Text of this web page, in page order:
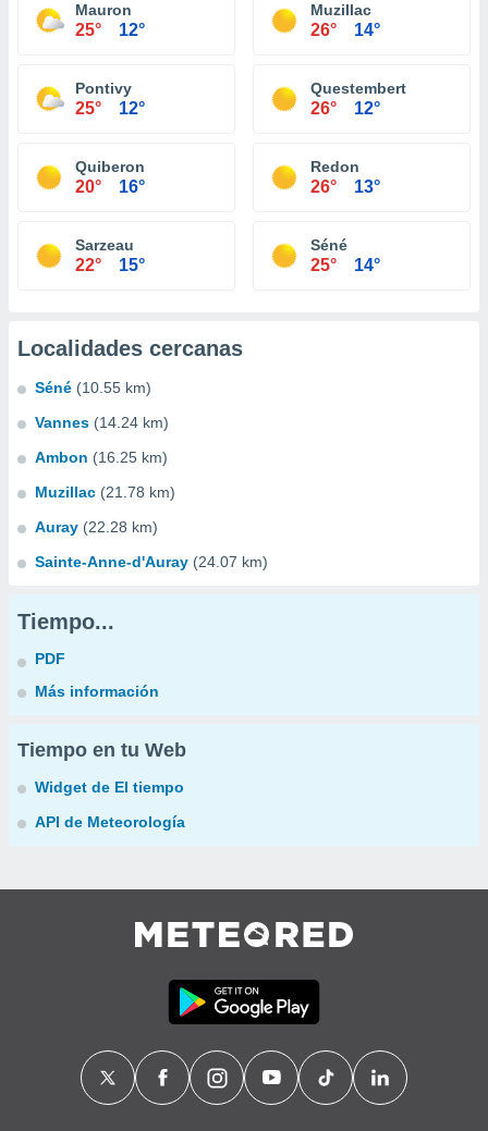
Mauron
25° 12°
Muzillac
26° 14°
Pontivy
25° 12°
Questembert
26° 12°
Quiberon
20° 16°
Redon
26° 13°
Sarzeau
22° 15°
Séné
25° 14°
Localidades cercanas
Séné (10.55 km)
Vannes (14.24 km)
Ambon (16.25 km)
Muzillac (21.78 km)
Auray (22.28 km)
Sainte-Anne-d'Auray (24.07 km)
Tiempo...
PDF
Más información
Tiempo en tu Web
Widget de El tiempo
API de Meteorología